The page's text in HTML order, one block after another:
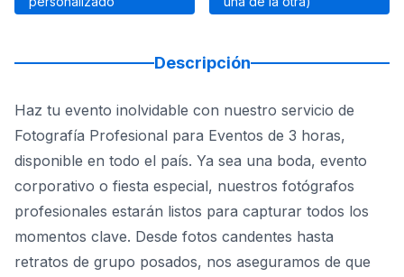
Descripción
Haz tu evento inolvidable con nuestro servicio de
Fotografía Profesional para Eventos de 3 horas,
disponible en todo el país. Ya sea una boda, evento
corporativo o fiesta especial, nuestros fotógrafos
profesionales estarán listos para capturar todos los
momentos clave. Desde fotos candentes hasta
retratos de grupo posados, nos aseguramos de que